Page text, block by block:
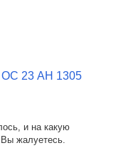
23 АН 1305
и на какую
жалуетесь.